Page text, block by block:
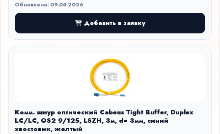
Обновлено: 09.08.2026
Добавить в заявку
Комм. шнур оптический Cabeus Tight Buffer, Duplex
LC/LC, OS2 9/125, LSZH, 3м, d= 3мм, синий
хвостовик, желтый